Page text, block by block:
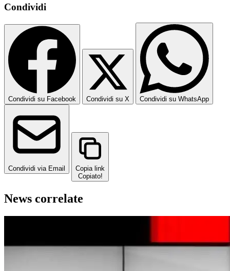
Condividi
Condividi su Facebook Condividi su X Condividi su WhatsApp
Condividi via Email
Copia link
Copiato!
News correlate